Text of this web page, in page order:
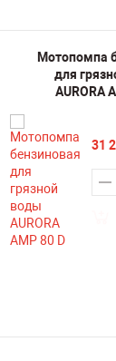
Мотопомпа
для
AURORA
31